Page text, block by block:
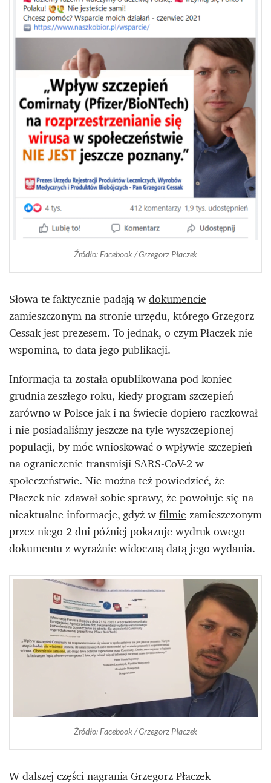
Źródło: Facebook / Grzegorz Płaczek
Słowa te faktycznie padają wdokumencie
zamieszczonym na stronie urzędu, którego Grzegorz
Cessak jest prezesem. To jednak, o czym Płaczek nie
wspomina, to data jego publikacji.
Informacja ta została opublikowana pod koniec
grudnia zeszłego roku, kiedy program szczepień
zarówno w Polsce jak i na świecie dopiero raczkował
i nie posiadaliśmy jeszcze na tyle wyszczepionej
populacji, by móc wnioskować o wpływie szczepień
na ograniczenie transmisji SARS-CoV-2 w
społeczeństwie. Nie można też powiedzieć, że
Płaczek nie zdawał sobie sprawy, że powołuje się na
nieaktualne informacje, gdyż wfilmiezamieszczonym
przez niego 2 dni później pokazuje wydruk owego
dokumentu z wyraźnie widoczną datą jego wydania.
Źródło: Facebook / Grzegorz Płaczek
W dalszej części nagrania Grzegorz Płaczek